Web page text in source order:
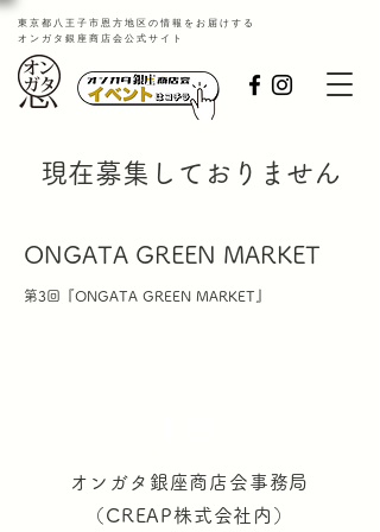
​東京都八王子市恩方地区の情報をお届けする
オンガタ銀座商店会公式サイト
現在募集しておりません
ONGATA GREEN MARKET
第3回『ONGATA GREEN MARKET』
オンガタ銀座商店会事務局
（CREAP株式会社内）